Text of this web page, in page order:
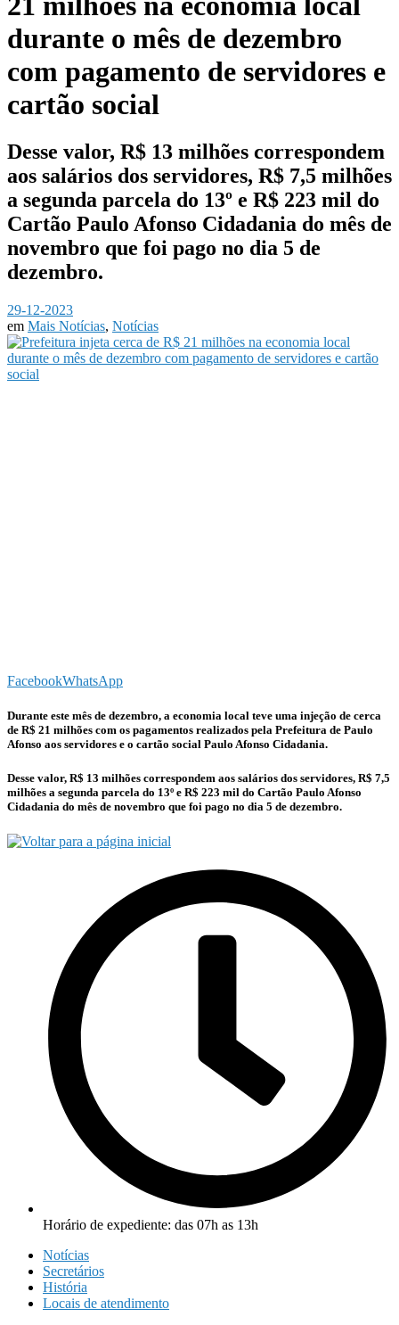
durante o mês de dezembro
com pagamento de servidores e
cartão social
Desse valor, R$ 13 milhões correspondem
aos salários dos servidores, R$ 7,5 milhões
a segunda parcela do 13º e R$ 223 mil do
Cartão Paulo Afonso Cidadania do mês de
novembro que foi pago no dia 5 de
dezembro.
29-12-2023
em Mais Notícias, Notícias
FacebookWhatsApp
Durante este mês de dezembro, a economia local teve uma injeção de cerca
de R$ 21 milhões com os pagamentos realizados pela Prefeitura de Paulo
Afonso aos servidores e o cartão social Paulo Afonso Cidadania.
Desse valor, R$ 13 milhões correspondem aos salários dos servidores, R$ 7,5
milhões a segunda parcela do 13º e R$ 223 mil do Cartão Paulo Afonso
Cidadania do mês de novembro que foi pago no dia 5 de dezembro.
Horário de expediente: das 07h as 13h
Notícias
Secretários
História
Locais de atendimento